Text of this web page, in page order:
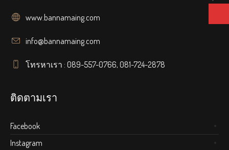
www.bannamaing.com
info@bannamaing.com
โทรหาเรา : 089-557-0766, 081-724-2878
ติดตามเรา
Facebook
Instagram